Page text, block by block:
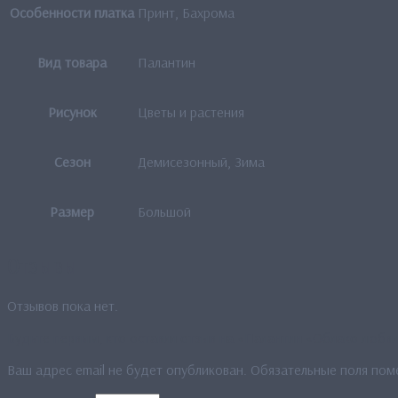
Особенности платка Принт, Бахрома
Вид товара Палантин
Рисунок Цветы и растения
Сезон Демисезонный, Зима
Размер Большой
Отзывов пока нет.
Ваш адрес email не будет опубликован. Обязательные поля